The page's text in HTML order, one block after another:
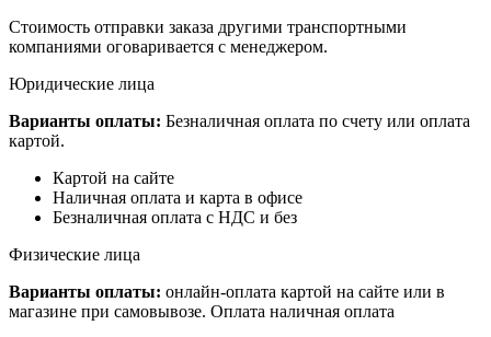
Стоимость отправки заказа другими транспортными
компаниями оговаривается с менеджером.
Юридические лица
Варианты оплаты: Безналичная оплата по счету или оплата
картой.
Картой на сайте
Наличная оплата и карта в офисе
Безналичная оплата с НДС и без
Физические лица
Варианты оплаты: онлайн-оплата картой на сайте или в
магазине при самовывозе. Оплата наличная оплата